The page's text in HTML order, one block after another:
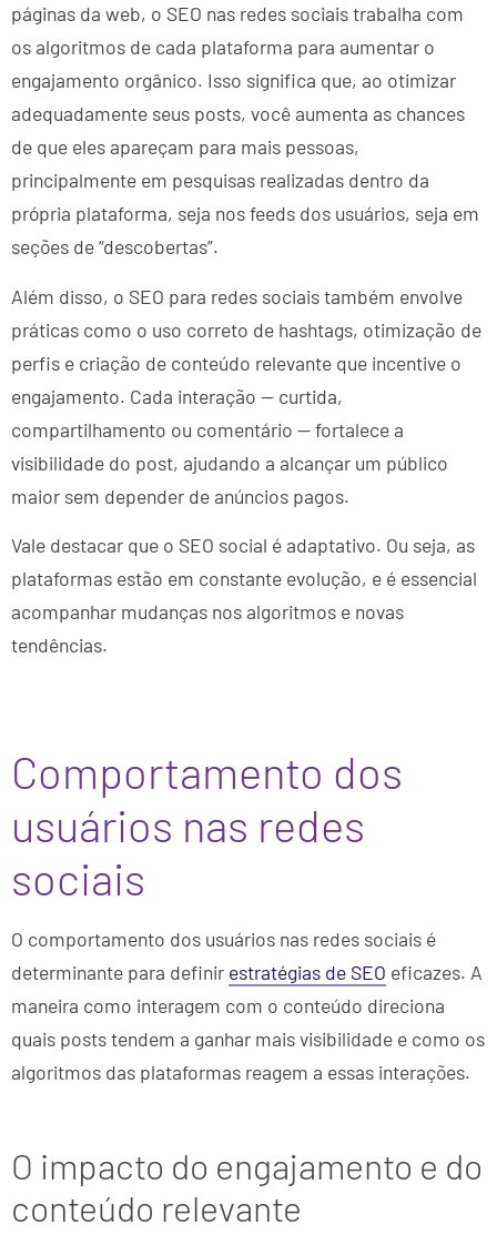
páginas da web, o SEO nas redes sociais trabalha com
os algoritmos de cada plataforma para aumentar o
engajamento orgânico. Isso significa que, ao otimizar
adequadamente seus posts, você aumenta as chances
de que eles apareçam para mais pessoas,
principalmente em pesquisas realizadas dentro da
própria plataforma, seja nos feeds dos usuários, seja em
seções de “descobertas”.
Além disso, o SEO para redes sociais também envolve
práticas como o uso correto de hashtags, otimização de
perfis e criação de conteúdo relevante que incentive o
engajamento. Cada interação — curtida,
compartilhamento ou comentário — fortalece a
visibilidade do post, ajudando a alcançar um público
maior sem depender de anúncios pagos.
Vale destacar que o SEO social é adaptativo. Ou seja, as
plataformas estão em constante evolução, e é essencial
acompanhar mudanças nos algoritmos e novas
tendências.
Comportamento dos
usuários nas redes
sociais
O comportamento dos usuários nas redes sociais é
determinante para definir estratégias de SEO eficazes. A
maneira como interagem com o conteúdo direciona
quais posts tendem a ganhar mais visibilidade e como os
algoritmos das plataformas reagem a essas interações.
O impacto do engajamento e do
conteúdo relevante